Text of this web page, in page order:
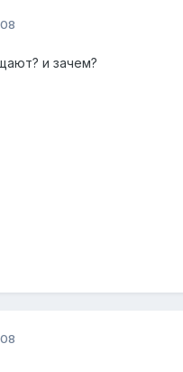
и зачем?